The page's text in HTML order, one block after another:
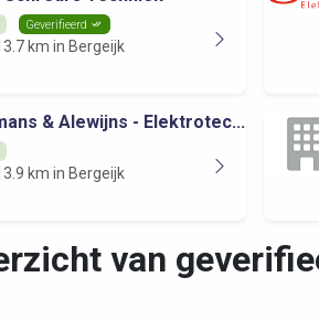
Geverifieerd
km in Bergeijk
& Alewijns - Elektrotec...
km in Bergeijk
van